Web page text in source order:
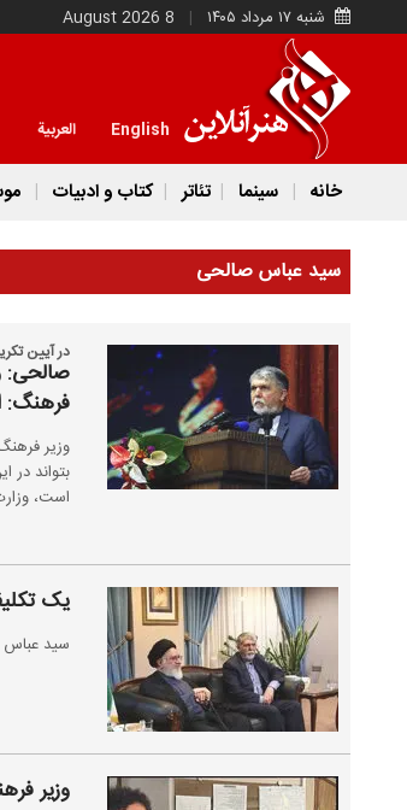
شنبه ۱۷ مرداد ۱۴۰۵ 8 August 2026
English العربية
خانه سینما تئاتر کتاب و ادبیات
سید عباس صالحی
در آیین
صالحی:
فرهنگ:
وزیر
بتواند
است،
یک
سید عباس
وزیر